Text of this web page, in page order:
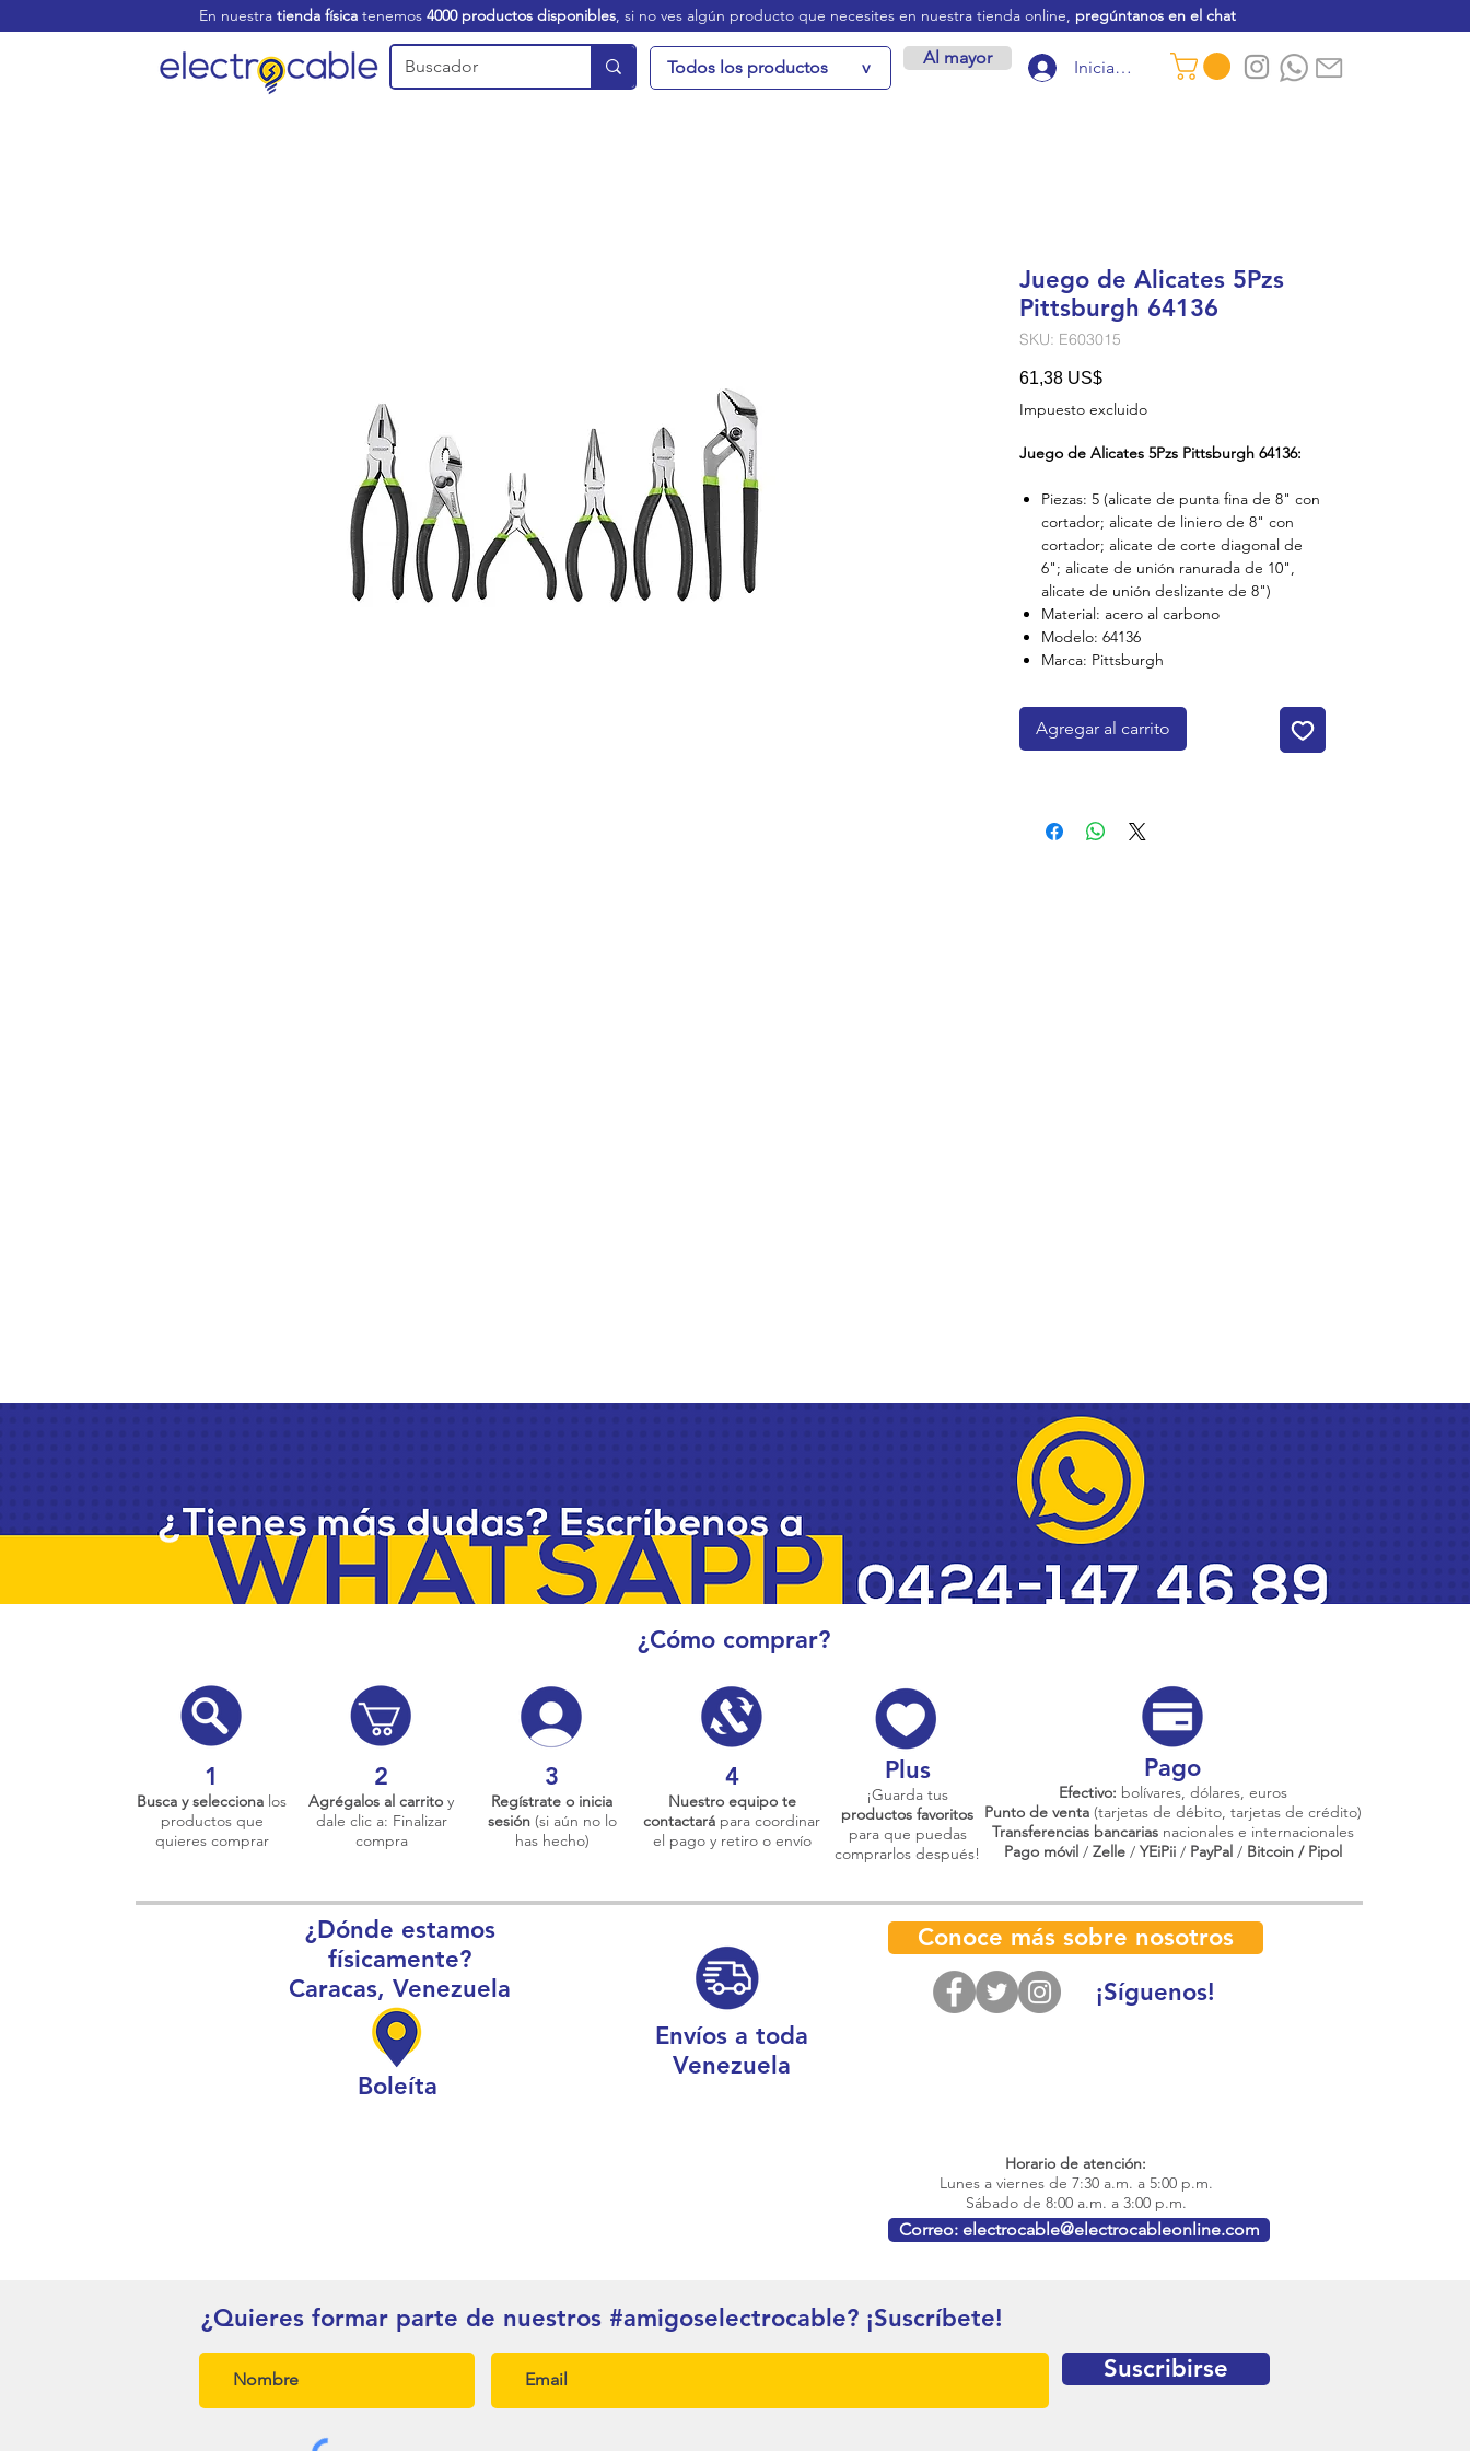
En nuestra tienda física tenemos 4000 productos disponibles, si no ves algún producto que necesites en nuestra tienda online, pregúntanos en el chat
Todos los productos v Al mayor Iniciar sesión
Juego de Alicates 5Pzs
Pittsburgh 64136
SKU: E603015
61,38 US$Precio
Impuesto excluido
Juego de Alicates 5Pzs Pittsburgh 64136:
Piezas: 5 (alicate de punta fina de 8" con
cortador; alicate de liniero de 8" con
cortador; alicate de corte diagonal de
6"; alicate de unión ranurada de 10",
alicate de unión deslizante de 8")
Material: acero al carbono
Modelo: 64136
Marca: Pittsburgh
Agregar al carrito
¿Cómo comprar?
1
Busca y selecciona los
productos que
quieres comprar
2
Agrégalos al carrito y
dale clic a: Finalizar
compra
3
Regístrate o inicia
sesión(si aún no lo
has hecho)
4
Nuestro equipo te
contactará para coordinar
el pago y retiro o envío
Plus
¡Guarda tus
productos favoritos
para que puedas
comprarlos después!
Pago
Efectivo: bolívares, dólares, euros
Punto de venta (tarjetas de débito, tarjetas de crédito)
Transferencias bancariasnacionales e internacionales
Pago móvil/ Zelle/ YEiPii/ PayPal / Bitcoin / Pipol
¿Dónde estamos
físicamente?
Caracas, Venezuela
Boleíta
Envíos a toda
Venezuela
Conoce más sobre nosotros
¡Síguenos!
Horario de atención:
Lunes a viernes de 7:30 a.m. a 5:00 p.m.
Sábado de 8:00 a.m. a 3:00 p.m.
Correo: electrocable@electrocableonline.com
¿Quieres formar parte de nuestros #amigoselectrocable? ¡Suscríbete!
Suscribirse